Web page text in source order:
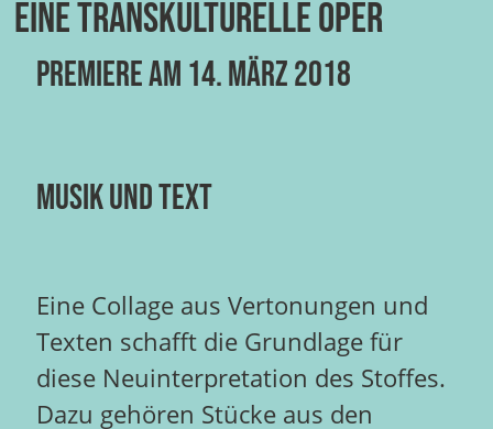
Eine transkulturelle Oper
Premiere am 14. März 2018
MUSIK und TEXT
Eine Collage aus Vertonungen und
Texten schafft die Grundlage für
diese Neuinterpretation des Stoffes.
Dazu gehören Stücke aus den